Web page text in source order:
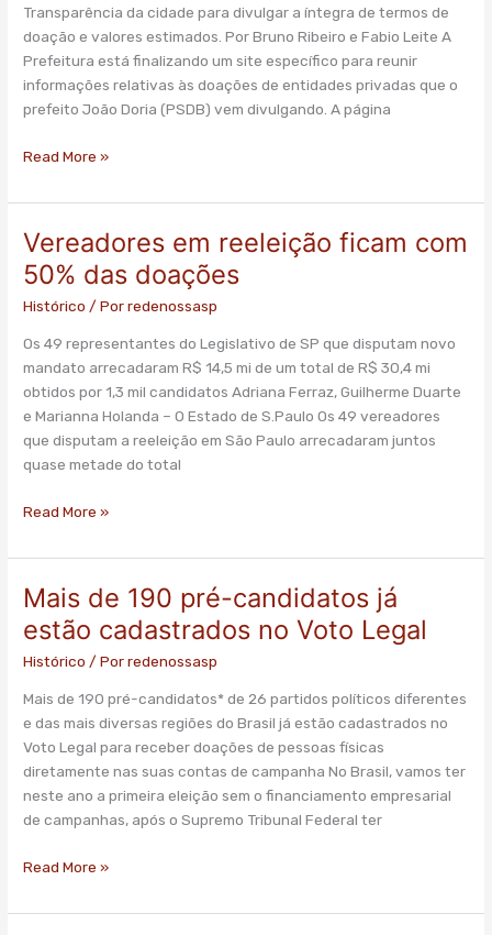
Transparência da cidade para divulgar a íntegra de termos de
doação e valores estimados. Por Bruno Ribeiro e Fabio Leite A
Prefeitura está finalizando um site específico para reunir
informações relativas às doações de entidades privadas que o
prefeito João Doria (PSDB) vem divulgando. A página
recebidas
Read More »
Vereadores em reeleição ficam com
50% das doações
Histórico / Porredenossasp
Os 49 representantes do Legislativo de SP que disputam novo
mandato arrecadaram R$ 14,5 mi de um total de R$ 30,4 mi
obtidos por 1,3 mil candidatos Adriana Ferraz, Guilherme Duarte
e Marianna Holanda – O Estado de S.Paulo Os 49 vereadores
que disputam a reeleição em São Paulo arrecadaram juntos
quase metade do total
Vereadores
em
reeleição
ficam
Read More »
Mais de 190 pré-candidatos já
estão cadastrados no Voto Legal
Histórico / Porredenossasp
Mais de 190 pré-candidatos* de 26 partidos políticos diferentes
e das mais diversas regiões do Brasil já estão cadastrados no
Voto Legal para receber doações de pessoas físicas
diretamente nas suas contas de campanha No Brasil, vamos ter
neste ano a primeira eleição sem o financiamento empresarial
de campanhas, após o Supremo Tribunal Federal ter
Mais
190
pré-
Read More »